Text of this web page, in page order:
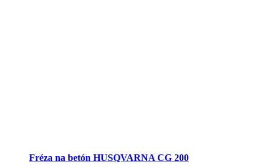
Fréza na betón HUSQVARNA CG 200